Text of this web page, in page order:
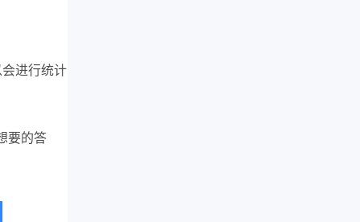
进行统计
要的答